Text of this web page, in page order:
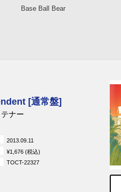
Base Ball Bear
[通常盤]
ナー
2013.09.11
¥1,676 (税込)
TOCT-22327